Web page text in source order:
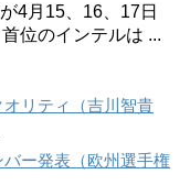
4月15、16、17日
位のインテルは ...
リティ（吉川智貴
ー発表（欧州選手権